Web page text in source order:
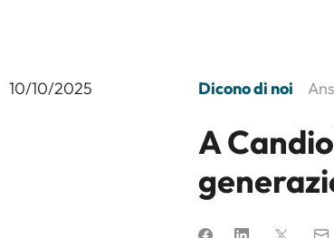
10/10/2025 Dicono di noi
A